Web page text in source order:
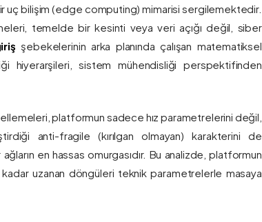
uç bilişim (edge computing) mimarisi sergilemektedir.
temelde bir kesinti veya veri açığı değil, siber
şebekelerinin arka planında çalışan matematiksel
hiyerarşileri, sistem mühendisliği perspektifinden
platformun sadece hız parametrelerini değil,
anti-fragile (kırılgan olmayan) karakterini de
en hassas omurgasıdır. Bu analizde, platformun
kadar uzanan döngüleri teknik parametrelerle masaya